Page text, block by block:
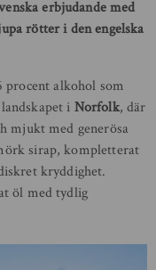
erbjudande med
rötter i den engelska
alkohol som
i Norfolk, där
mjukt med generösa
sirap, kompletterat
kryddighet.
öl med tydlig